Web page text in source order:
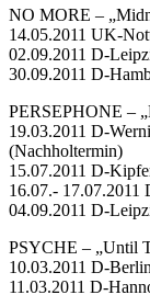
NO MORE –
14.05.2011 UK-
02.09.2011 D-
30.09.2011 D-
PERSEPHONE –
19.03.2011 D-
(Nachholtermin)
15.07.2011 D-
16.07.- 17.07.2011
04.09.2011 D-
PSYCHE – „Until
10.03.2011 D-
11.03.2011 D-